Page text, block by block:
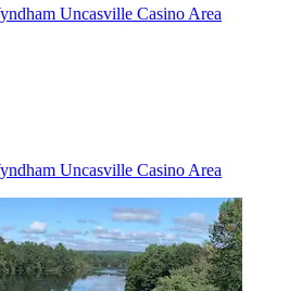
Uncasville Casino Area
Uncasville Casino Area